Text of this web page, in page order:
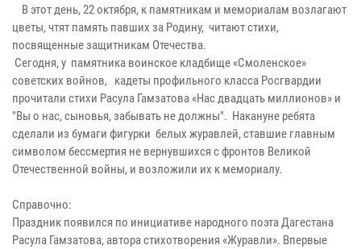
В этот день, 22 октября, к памятникам и мемориалам возлагают
цветы, чтят память павших за Родину, читают стихи,
посвященные защитникам Отечества.
Сегодня, у памятника воинское кладбище «Смоленское»
советских войнов, кадеты профильного класса Росгвардии
прочитали стихи Расула Гамзатова «Нас двадцать миллионов» и
"Вы о нас, сыновья, забывать не должны". Накануне ребята
сделали из бумаги фигурки белых журавлей, ставшие главным
символом бессмертия не вернувшихся с фронтов Великой
Отечественной войны, и возложили их к мемориалу.
Справочно:
Праздник появился по инициативе народного поэта Дагестана
Расула Гамзатова, автора стихотворения «Журавли». Впервые